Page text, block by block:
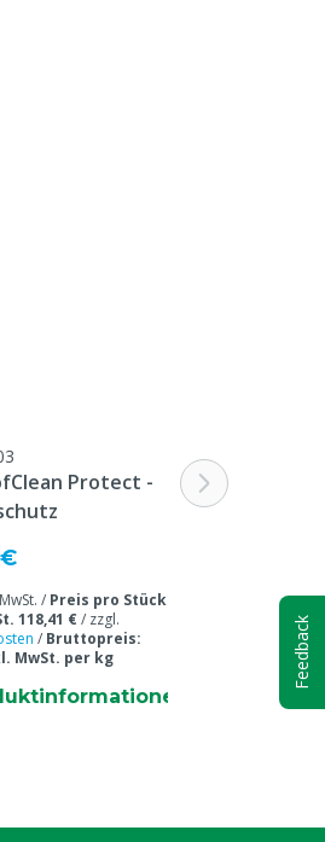
Protect -
/ Preis pro Stück
118,41 €/ zzgl.
/ Bruttopreis:
MwSt. per kg
M0601166
MS Formades
/ zzgl. 19% MwSt. /
inkl. MwSt.
Versandkosten/
2,32 € inkl. Feedback